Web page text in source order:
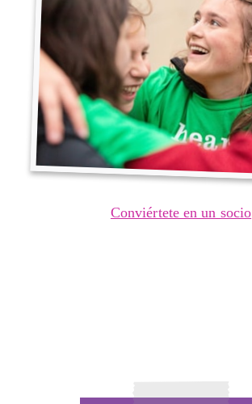
Conviértete en un socio